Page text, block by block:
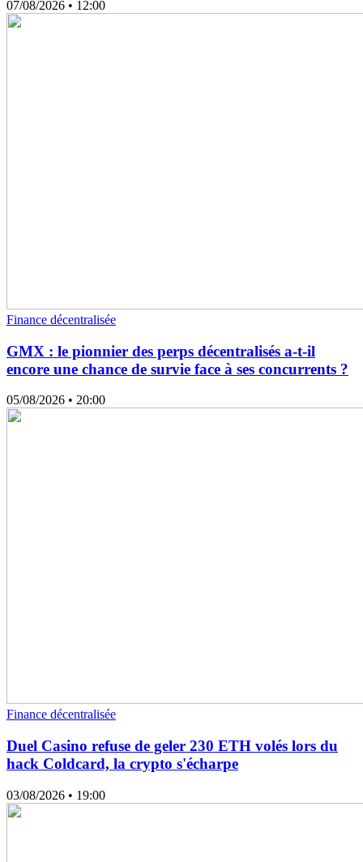
07/08/2026 • 12:00
Finance décentralisée
GMX : le pionnier des perps décentralisés a-t-il
encore une chance de survie face à ses concurrents ?
05/08/2026 • 20:00
Finance décentralisée
Duel Casino refuse de geler 230 ETH volés lors du
hack Coldcard, la crypto s'écharpe
03/08/2026 • 19:00